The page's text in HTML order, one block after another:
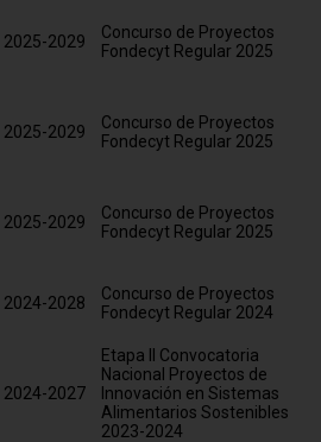
2025-2029
Concurso de Proyectos
Fondecyt Regular 2025
2025-2029
Concurso de Proyectos
Fondecyt Regular 2025
2025-2029
Concurso de Proyectos
Fondecyt Regular 2025
2024-2028
Concurso de Proyectos
Fondecyt Regular 2024
2024-2027
Etapa II Convocatoria
Nacional Proyectos de
Innovación en Sistemas
Alimentarios Sostenibles
2023-2024